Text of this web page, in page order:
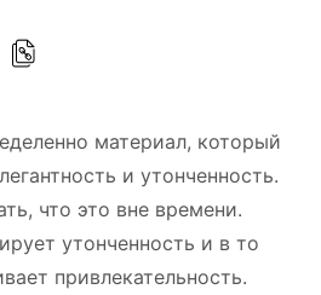
материал, который
и утонченность.
что это вне времени.
утонченность и в то
привлекательность.